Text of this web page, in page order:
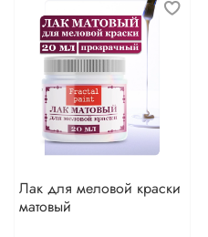
Лак для меловой краски
матовый